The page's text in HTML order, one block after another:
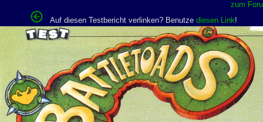
zum
Auf diesen Testbericht verlinken? Benutze diesen Link!